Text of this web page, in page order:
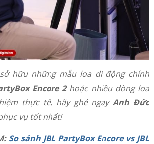
hữu những mẫu loa di động chính
Encore 2hoặc nhiều dòng loa
thực tế, hãy ghé ngayAnh Đức
vụ tốt nhất!
So sánh JBL PartyBox Encore vs JBL